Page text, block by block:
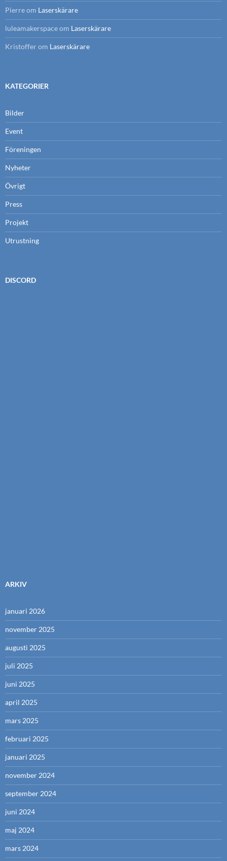
Pierreom Laserskärare
luleamakerspaceom Laserskärare
Kristoffer om Laserskärare
KATEGORIER
Bilder
Event
Föreningen
Nyheter
Övrigt
Press
Projekt
Utrustning
DISCORD
ARKIV
januari 2026
november 2025
augusti 2025
juli 2025
juni 2025
april 2025
mars 2025
februari 2025
januari 2025
november 2024
september 2024
juni 2024
maj 2024
mars 2024